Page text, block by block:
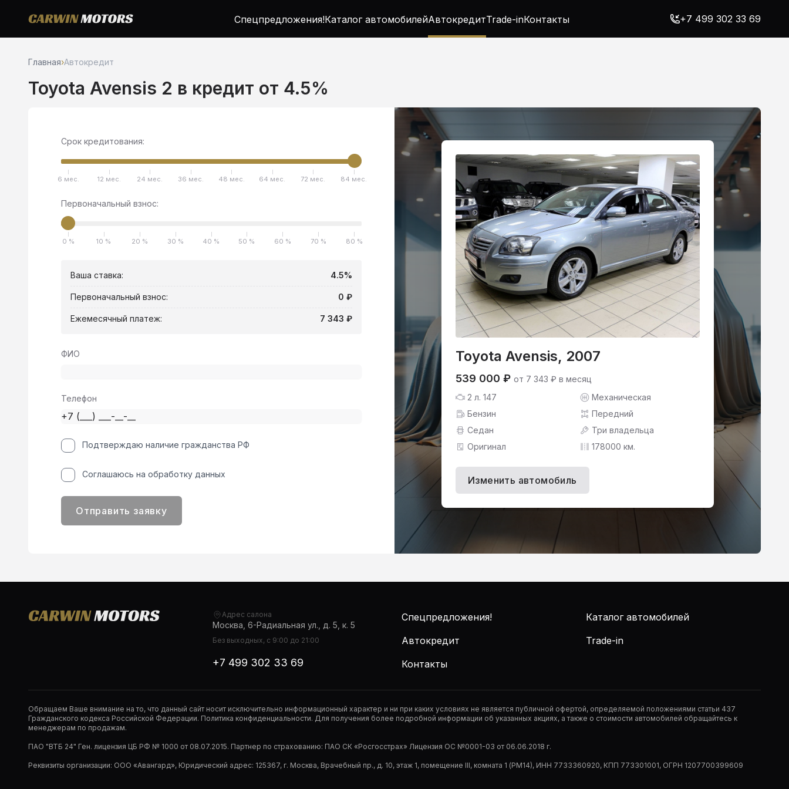
Спецпредложения!Каталог автомобилейАвтокредитTrade-inКонтакты +7 499 302 33 69
Главная›Автокредит
Toyota Avensis 2 в кредит от 4.5%
Toyota Avensis, 2007
539 000 ₽ от 7 343 ₽ в месяц
2 л. 147
Механическая
Бензин
Передний
Седан
Три владельца
Оригинал
178000 км.
Изменить автомобиль
Срок кредитования:
6 мес. 12 мес. 24 мес. 36 мес. 48 мес. 64 мес. 72 мес. 84 мес.
Первоначальный взнос:
0 % 10 % 20 % 30 % 40 % 50 % 60 % 70 % 80 %
Ваша ставка: 4.5%
Первоначальный взнос: 0 ₽
Ежемесячный платеж: 7 343 ₽
ФИО
Телефон
Подтверждаю наличие гражданства РФ
Соглашаюсь на обработку данных
Отправить заявку
Адрес салона
Москва, 6-Радиальная ул., д. 5, к. 5
Без выходных, с 9:00 до 21:00
+7 499 302 33 69
Спецпредложения!
Каталог автомобилей
Автокредит
Trade-in
Контакты
Обращаем Ваше внимание на то, что данный сайт носит исключительно информационный характер и ни при каких условиях не является публичной офертой, определяемой положениями статьи 437
Гражданского кодекса Российской Федерации. Политика конфиденциальности. Для получения более подробной информации об указанных акциях, а также о стоимости автомобилей обращайтесь к
менеджерам по продажам.
ПАО "ВТБ 24" Ген. лицензия ЦБ РФ № 1000 от 08.07.2015. Партнер по страхованию: ПАО СК «Росгосстрах» Лицензия ОС №0001-03 от 06.06.2018 г.
Реквизиты организации: ООО «Авангард», Юридический адрес: 125367, г. Москва, Врачебный пр., д. 10, этаж 1, помещение III, комната 1 (РМ14), ИНН 7733360920, КПП 773301001, ОГРН 1207700399609